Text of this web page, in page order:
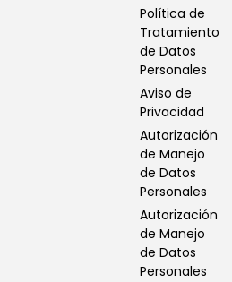
Política de
Tratamiento
de Datos
Personales
Aviso de
Privacidad
Autorización
de Manejo
de Datos
Personales
Autorización
de Manejo
de Datos
Personales